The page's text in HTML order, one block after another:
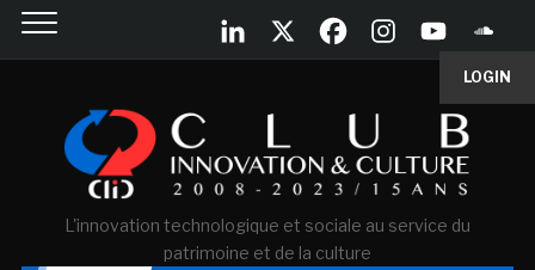
LOGIN
L'innovation technologique et sociale au service du
patrimoine et de la culture